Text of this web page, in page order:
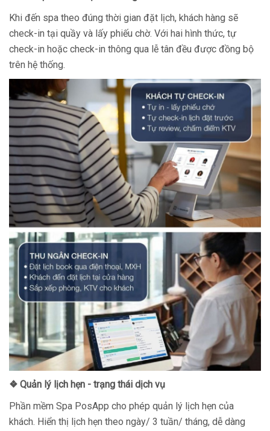
Khi đến spa theo đúng thời gian đặt lịch, khách hàng sẽ
check-in tại quầy và lấy phiếu chờ. Với hai hình thức, tự
check-in hoặc check-in thông qua lễ tân đều được đồng bộ
trên hệ thống.
❖ Quản lý lịch hẹn - trạng thái dịch vụ
Phần mềm Spa PosApp cho phép quản lý lịch hẹn của
khách. Hiển thị lịch hẹn theo ngày/ 3 tuần/ tháng, dễ dàng